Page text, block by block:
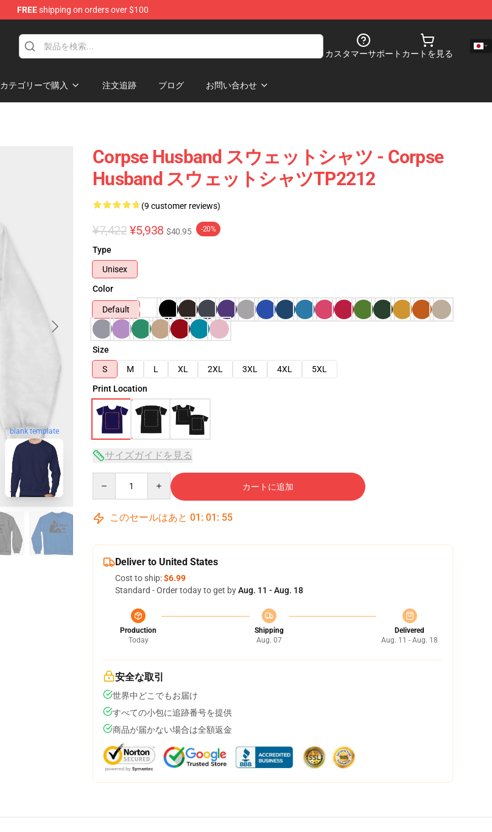
FREEshipping on orders over $100
カスタマーサポート カートを見る
カテゴリーで購入 注文追跡 ブログ お問い合わせ
blank template
Corpse Husband スウェットシャツ - Corpse
Husband スウェットシャツTP2212
(9 customer reviews)
¥7,422 ¥5,938 $40.95 -20%
Type
Unisex
Color
Default
Size
S
M L XL 2XL 3XL 4XL
5XL
Print Location
サイズガイドを見る
カートに追加
このセールはあと 01 : 01 : 54
Deliver to United States
Cost to ship:$6.99
Standard - Order today to get byAug. 11 - Aug. 18
Production
Today
Shipping
Aug. 07
Delivered
Aug. 11 - Aug. 18
安全な取引
世界中どこでもお届け
すべての小包に追跡番号を提供
商品が届かない場合は全額返金